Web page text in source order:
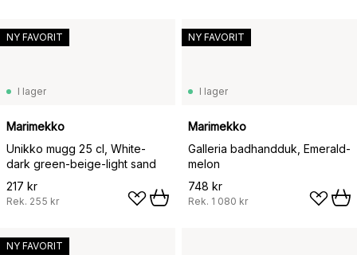
I lager
Marimekko
Unikko mugg 25 cl, White-
dark green-beige-light sand
217 kr
Rek. 255 kr
NY FAVORIT
I lager
Marimekko
Galleria badhandduk, Emerald-
melon
748 kr
Rek. 1 080 kr
NY FAVORIT
NY FAVORIT